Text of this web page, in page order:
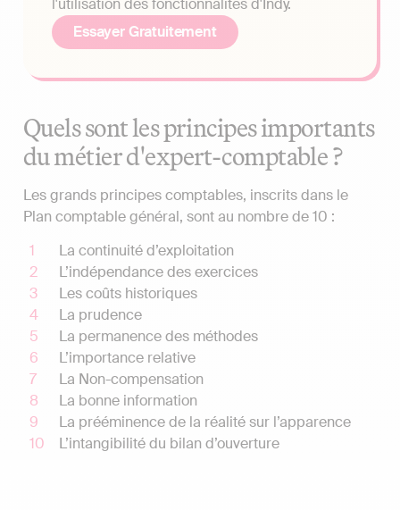
Essayer Gratuitement
Quels sont les principes importants
du métier d'expert-comptable ?
Les grands principes comptables, inscrits dans le
Plan comptable général, sont au nombre de 10 :
La continuité d’exploitation
L’indépendance des exercices
Les coûts historiques
La prudence
La permanence des méthodes
L’importance relative
La Non-compensation
La bonne information
La prééminence de la réalité sur l’apparence
L’intangibilité du bilan d’ouverture